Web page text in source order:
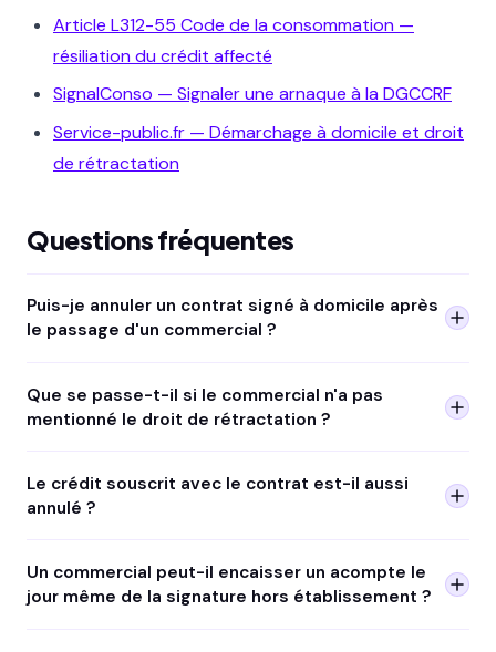
Article L312-55 Code de la consommation —
résiliation du crédit affecté
SignalConso — Signaler une arnaque à la DGCCRF
Service-public.fr — Démarchage à domicile et droit
de rétractation
Questions fréquentes
Puis-je annuler un contrat signé à domicile après
le passage d'un commercial ?
accorde un délai de 14 jours pour vous rétracter d'un
contrat signé hors établissement (chez vous, dans la rue,
Que se passe-t-il si le commercial n'a pas
mentionné le droit de rétractation ?
consommation). Si le vendeur ne vous a pas informé de
votre droit de rétractation, votre délai est
annuler le contrat bien au-delà des 14 jours.
Le crédit souscrit avec le contrat est-il aussi
annulé ?
(art. L312-55 Code de la consommation). Si vous annulez
le contrat de travaux ou de biens, le crédit est
Un commercial peut-il encaisser un acompte le
jour même de la signature hors établissement ?